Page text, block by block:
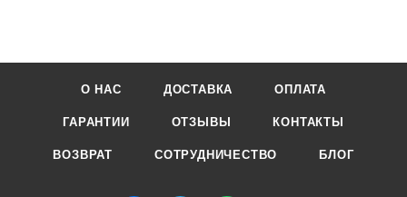
О НАС ДОСТАВКА ОПЛАТА
ГАРАНТИИ ОТЗЫВЫ КОНТАКТЫ
ВОЗВРАТ СОТРУДНИЧЕСТВО БЛОГ